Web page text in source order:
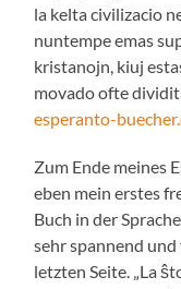
la kelta civilizacio
nuntempe emas
kristanojn, kiuj
movado ofte
esperanto-
Zum Ende meines
eben mein erstes
Buch in der
sehr spannend
letzten Seite. „La